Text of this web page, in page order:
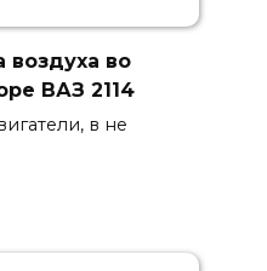
во
ВАЗ 2114
в не